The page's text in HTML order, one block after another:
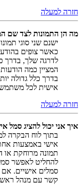
חזרה למעלה
מה הן התמונות לצד שם
ישנם שני סוגי
כאשר צופים
לדרגה שלך, בדרך
המציין כמה
בדרך כלל גדולה
אישית לכל
חזרה למעלה
איך אני יכול להציג סמל
בתוך לוח הבקרה
תמונה מרוחקת או
להחליט לאפשר
סמלים אישיים.
קשר עם מנהל